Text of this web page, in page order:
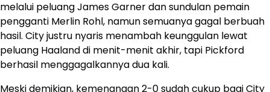
melalui peluang James Garner dan sundulan pemain
pengganti Merlin Rohl, namun semuanya gagal berbuah
hasil. City justru nyaris menambah keunggulan lewat
peluang Haaland di menit-menit akhir, tapi Pickford
berhasil menggagalkannya dua kali.
Meski demikian, kemenangan 2-0 sudah cukup bagi City